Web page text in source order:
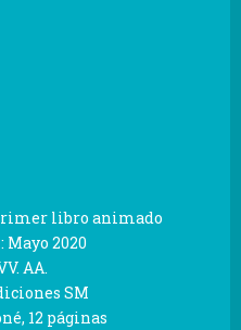
libro animado
2020
AA.
SM
12 páginas